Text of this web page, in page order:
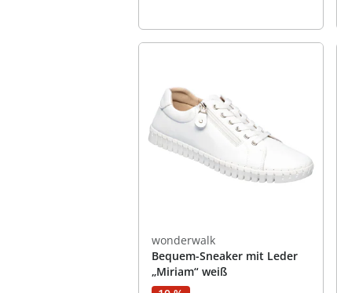
wonderwalk
Bequem-Sneaker mit Leder
„Miriam“ weiß